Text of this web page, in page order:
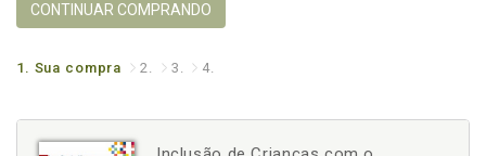
CONTINUAR COMPRANDO
1. Sua compra 2. 3. 4.